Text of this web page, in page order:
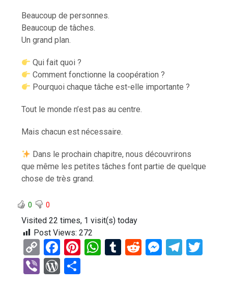
Beaucoup de personnes.
Beaucoup de tâches.
Un grand plan.
Qui fait quoi ?
Comment fonctionne la coopération ?
Pourquoi chaque tâche est-elle importante ?
Tout le monde n’est pas au centre.
Mais chacun est nécessaire.
Dans le prochain chapitre, nous découvrirons
que même les petites tâches font partie de quelque
chose de très grand.
0 0
Visited 22 times, 1 visit(s) today
Post Views: 272
C
o
py
F
a
ce
Pi W T
R
M T
Vi W